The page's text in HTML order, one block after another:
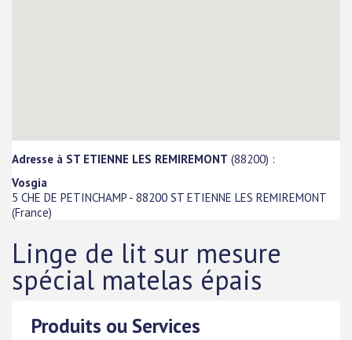
Adresse à ST ETIENNE LES REMIREMONT (88200) :
Vosgia
5 CHE DE PETINCHAMP - 88200 ST ETIENNE LES REMIREMONT
(France)
Linge de lit sur mesure
spécial matelas épais
Produits ou Services